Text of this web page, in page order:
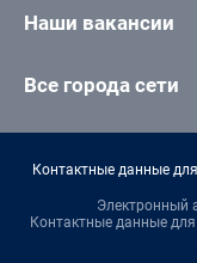
Наши вакансии
Все города сети
Контактные данные
Электронный
Контактные данные